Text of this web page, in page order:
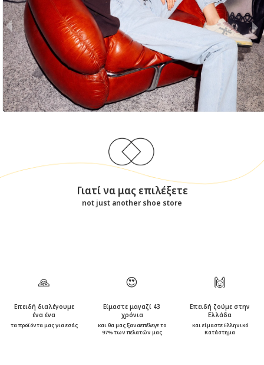
Γιατί να μας επιλέξετε
not just another shoe store
🙏
Επειδή διαλέγουμε
ένα ένα
τα προϊόντα μας για εσάς
😍
Είμαστε μαγαζί 43
χρόνια
και θα μας ξαναεπέλεγε το
97% των πελατών μας
🙌
Επειδή ζούμε στην
Ελλάδα
και είμαστε Ελληνικό
Κατάστημα